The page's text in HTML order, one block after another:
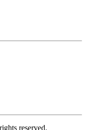
reserved.